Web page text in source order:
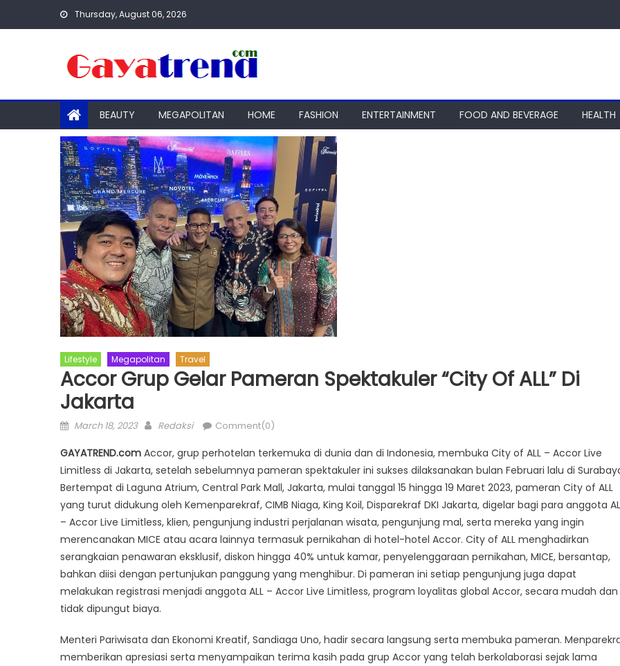
Thursday, August 06, 2026
BEAUTY MEGAPOLITAN HOME FASHION ENTERTAINMENT FOOD AND BEVERAGE HEALTH
Lifestyle Megapolitan Travel
Accor Grup Gelar Pameran Spektakuler “City Of ALL” Di
Jakarta
Posted
March 18, 2023 Author
Redaksi Comment(0)
GAYATREND.com Accor, grup perhotelan terkemuka di dunia dan di Indonesia, membuka City of ALL – Accor Live
Limitless di Jakarta, setelah sebelumnya pameran spektakuler ini sukses dilaksanakan bulan Februari lalu di
Bertempat di Laguna Atrium, Central Park Mall, Jakarta, mulai tanggal 15 hingga 19 Maret 2023, pameran City of ALL
yang turut didukung oleh Kemenparekraf, CIMB Niaga, King Koil, Disparekraf DKI Jakarta, digelar bagi para anggota
– Accor Live Limitless, klien, pengunjung industri perjalanan wisata, pengunjung mal, serta mereka yang ingin
merencanakan MICE atau acara lainnya termasuk pernikahan di hotel-hotel Accor. City of ALL menghadirkan
serangkaian penawaran eksklusif, diskon hingga 40% untuk kamar, penyelenggaraan pernikahan, MICE, bersantap,
bahkan diisi dengan pertunjukan panggung yang menghibur. Di pameran ini setiap pengunjung juga dapat
melakukan registrasi menjadi anggota ALL – Accor Live Limitless, program loyalitas global Accor, secara mudah dan
tidak dipungut biaya.
Menteri Pariwisata dan Ekonomi Kreatif, Sandiaga Uno, hadir secara langsung serta membuka pameran.
memberikan apresiasi serta menyampaikan terima kasih pada grup Accor yang telah berkolaborasi sejak lama